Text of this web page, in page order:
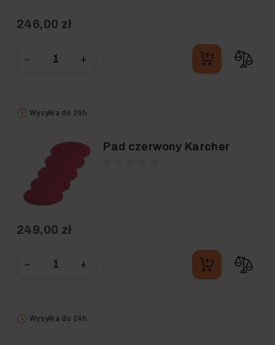
246,00 zł
− +
Wysyłka do 24h
Pad czerwony Karcher
249,00 zł
− +
Wysyłka do 24h